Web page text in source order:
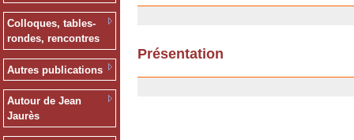
Colloques, tables-
rondes, rencontres
Autres publications
Autour de Jean
Jaurès
Présentation